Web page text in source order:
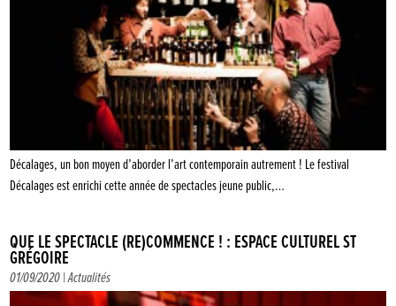
Décalages, un bon moyen d’aborder l’art contemporain autrement ! Le festival
Décalages est enrichi cette année de spectacles jeune public,…
QUE LE SPECTACLE (RE)COMMENCE ! : ESPACE CULTUREL ST
GRÉGOIRE
01/09/2020 |Actualités